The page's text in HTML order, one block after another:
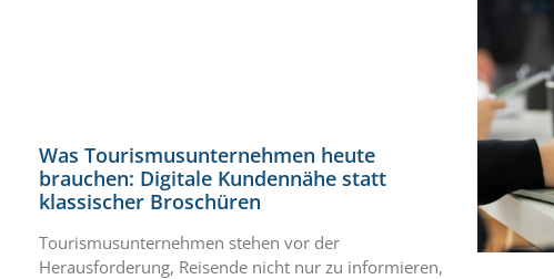
Was Tourismusunternehmen heute
brauchen: Digitale Kundennähe statt
klassischer Broschüren
Tourismusunternehmen stehen vor der
Herausforderung, Reisende nicht nur zu informieren,